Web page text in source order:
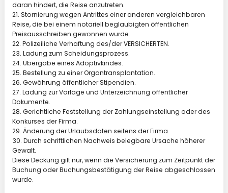
daran hindert, die Reise anzutreten.
21. Stornierung wegen Antrittes einer anderen vergleichbaren
Reise, die bei einem notariell beglaubigten öffentlichen
Preisausschreiben gewonnen wurde.
22. Polizeiliche Verhaftung des/der VERSICHERTEN.
23. Ladung zum Scheidungsprozess.
24. Übergabe eines Adoptivkindes.
25. Bestellung zu einer Organtransplantation.
26. Gewährung öffentlicher Stipendien.
27. Ladung zur Vorlage und Unterzeichnung öffentlicher
Dokumente.
28. Gerichtliche Feststellung der Zahlungseinstellung oder des
Konkurses der Firma.
29. Änderung der Urlaubsdaten seitens der Firma.
30. Durch schriftlichen Nachweis belegbare Ursache höherer
Gewalt.
Diese Deckung gilt nur, wenn die Versicherung zum Zeitpunkt der
Buchung oder Buchungsbestätigung der Reise abgeschlossen
wurde.